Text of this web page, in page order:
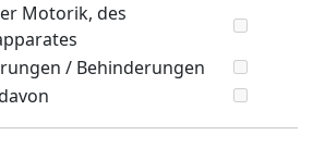
Motorik, des
/ Behinderungen